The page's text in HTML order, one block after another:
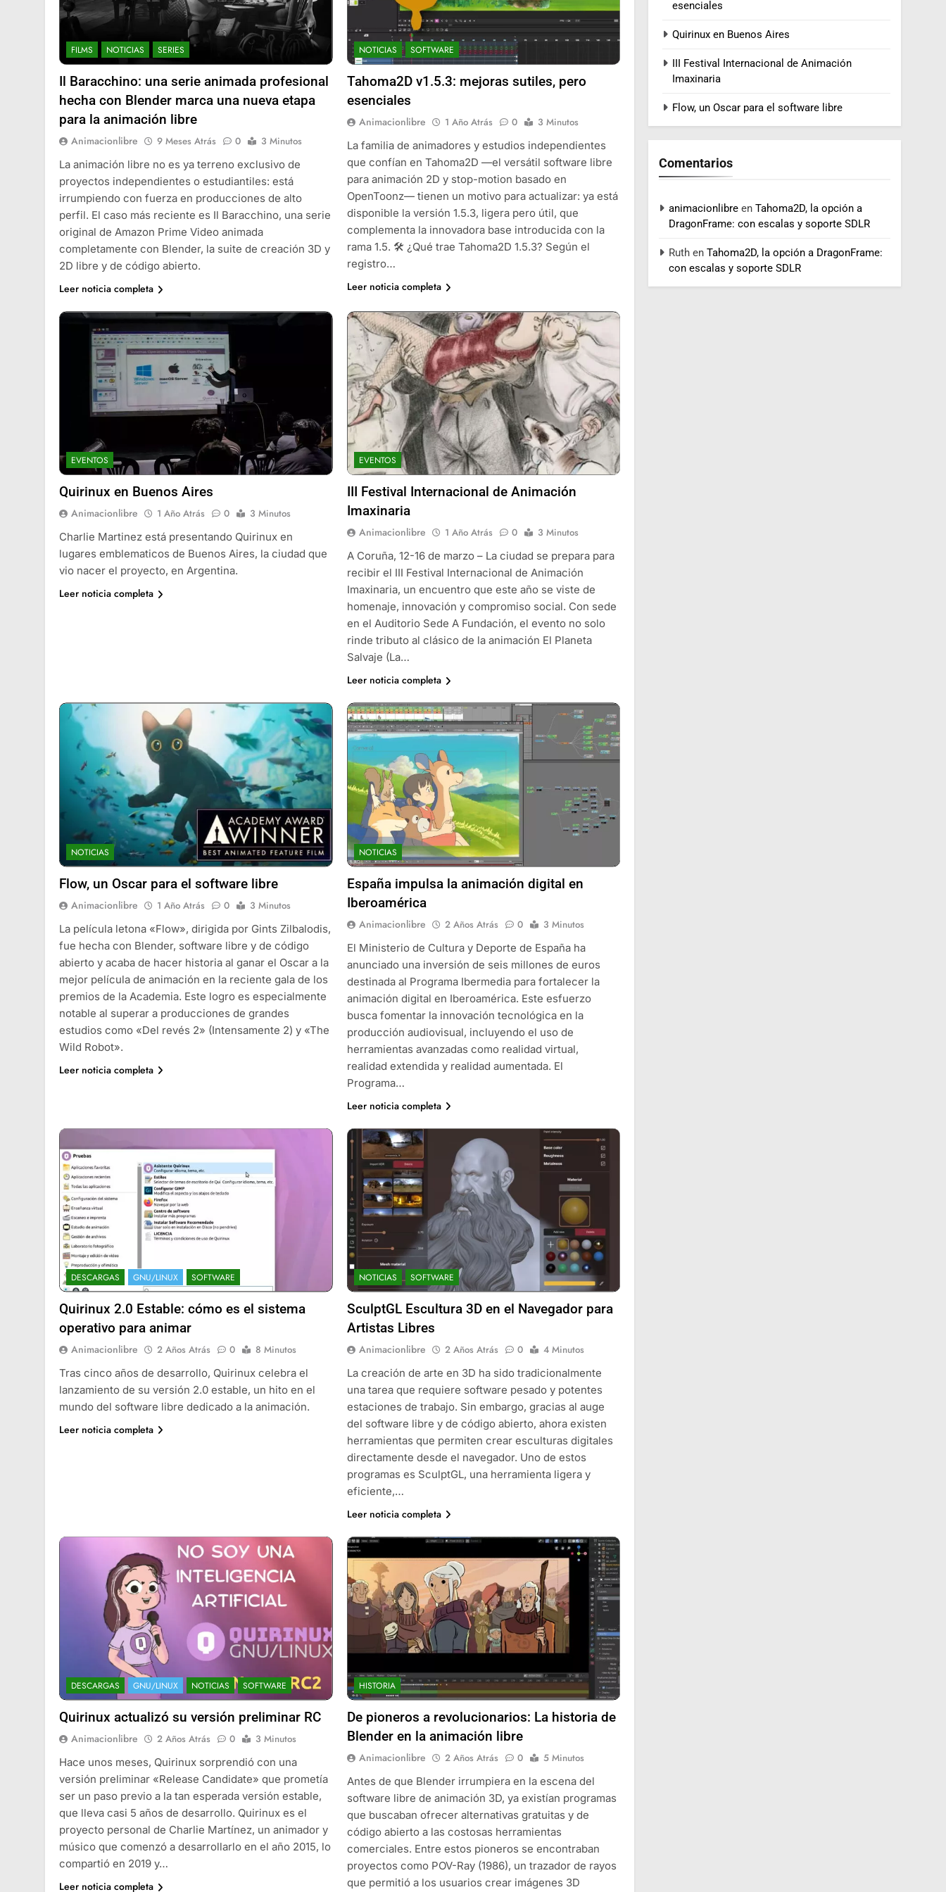
FILMS NOTICIAS SERIES
Il Baracchino: una serie animada profesional
hecha con Blender marca una nueva etapa
para la animación libre
Animacionlibre 9 Meses Atrás 0
3 Minutos
La animación libre no es ya terreno exclusivo de
proyectos independientes o estudiantiles: está
irrumpiendo con fuerza en producciones de alto
perfil. El caso más reciente es Il Baracchino, una serie
original de Amazon Prime Video animada
completamente con Blender, la suite de creación 3D y
2D libre y de código abierto.
Leer noticia completa
NOTICIAS SOFTWARE
Tahoma2D v1.5.3: mejoras sutiles, pero
esenciales
Animacionlibre 1 Año Atrás 0
3 Minutos
La familia de animadores y estudios independientes
que confían en Tahoma2D —el versátil software libre
para animación 2D y stop-motion basado en
OpenToonz— tienen un motivo para actualizar: ya está
disponible la versión 1.5.3, ligera pero útil, que
complementa la innovadora base introducida con la
rama 1.5. 🛠 ¿Qué trae Tahoma2D 1.5.3? Según el
registro…
Leer noticia completa
EVENTOS
Quirinux en Buenos Aires
Animacionlibre 1 Año Atrás 0
3 Minutos
Charlie Martinez está presentando Quirinux en
lugares emblematicos de Buenos Aires, la ciudad que
vio nacer el proyecto, en Argentina.
Leer noticia completa
EVENTOS
III Festival Internacional de Animación
Imaxinaria
Animacionlibre 1 Año Atrás 0
3 Minutos
A Coruña, 12-16 de marzo – La ciudad se prepara para
recibir el III Festival Internacional de Animación
Imaxinaria, un encuentro que este año se viste de
homenaje, innovación y compromiso social. Con sede
en el Auditorio Sede A Fundación, el evento no solo
rinde tributo al clásico de la animación El Planeta
Salvaje (La…
Leer noticia completa
NOTICIAS
Flow, un Oscar para el software libre
Animacionlibre 1 Año Atrás 0
3 Minutos
La película letona «Flow», dirigida por Gints Zilbalodis,
fue hecha con Blender, software libre y de código
abierto y acaba de hacer historia al ganar el Oscar a la
mejor película de animación en la reciente gala de los
premios de la Academia. Este logro es especialmente
notable al superar a producciones de grandes
estudios como «Del revés 2» (Intensamente 2) y «The
Wild Robot».
Leer noticia completa
NOTICIAS
España impulsa la animación digital en
Iberoamérica
Animacionlibre 2 Años Atrás 0
3 Minutos
El Ministerio de Cultura y Deporte de España ha
anunciado una inversión de seis millones de euros
destinada al Programa Ibermedia para fortalecer la
animación digital en Iberoamérica. Este esfuerzo
busca fomentar la innovación tecnológica en la
producción audiovisual, incluyendo el uso de
herramientas avanzadas como realidad virtual,
realidad extendida y realidad aumentada. El
Programa…
Leer noticia completa
DESCARGAS GNU/LINUX SOFTWARE
Quirinux 2.0 Estable: cómo es el sistema
operativo para animar
Animacionlibre 2 Años Atrás 0
8 Minutos
Tras cinco años de desarrollo, Quirinux celebra el
lanzamiento de su versión 2.0 estable, un hito en el
mundo del software libre dedicado a la animación.
Leer noticia completa
NOTICIAS SOFTWARE
SculptGL Escultura 3D en el Navegador para
Artistas Libres
Animacionlibre 2 Años Atrás 0
4 Minutos
La creación de arte en 3D ha sido tradicionalmente
una tarea que requiere software pesado y potentes
estaciones de trabajo. Sin embargo, gracias al auge
del software libre y de código abierto, ahora existen
herramientas que permiten crear esculturas digitales
directamente desde el navegador. Uno de estos
programas es SculptGL, una herramienta ligera y
eficiente,…
Leer noticia completa
DESCARGAS GNU/LINUX NOTICIAS SOFTWARE
Quirinux actualizó su versión preliminar RC
Animacionlibre 2 Años Atrás 0
3 Minutos
Hace unos meses, Quirinux sorprendió con una
versión preliminar «Release Candidate» que prometía
ser un paso previo a la tan esperada versión estable,
que lleva casi 5 años de desarrollo. Quirinux es el
proyecto personal de Charlie Martínez, un animador y
músico que comenzó a desarrollarlo en el año 2015, lo
compartió en 2019 y…
Leer noticia completa
HISTORIA
De pioneros a revolucionarios: La historia de
Blender en la animación libre
Animacionlibre 2 Años Atrás 0
5 Minutos
Antes de que Blender irrumpiera en la escena del
software libre de animación 3D, ya existían programas
que buscaban ofrecer alternativas gratuitas y de
código abierto a las costosas herramientas
comerciales. Entre estos pioneros se encontraban
proyectos como POV-Ray (1986), un trazador de rayos
que permitió a los usuarios crear imágenes 3D
esenciales
Quirinux en Buenos Aires
III Festival Internacional de Animación
Imaxinaria
Flow, un Oscar para el software libre
Comentarios
animacionlibre enTahoma2D, la opción a
DragonFrame: con escalas y soporte SDLR
Ruth enTahoma2D, la opción a DragonFrame:
con escalas y soporte SDLR